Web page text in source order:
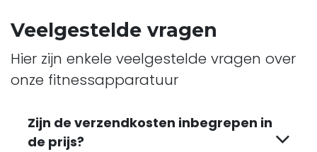
Veelgestelde vragen
Hier zijn enkele veelgestelde vragen over
onze fitnessapparatuur
Zijn de verzendkosten inbegrepen in
de prijs?